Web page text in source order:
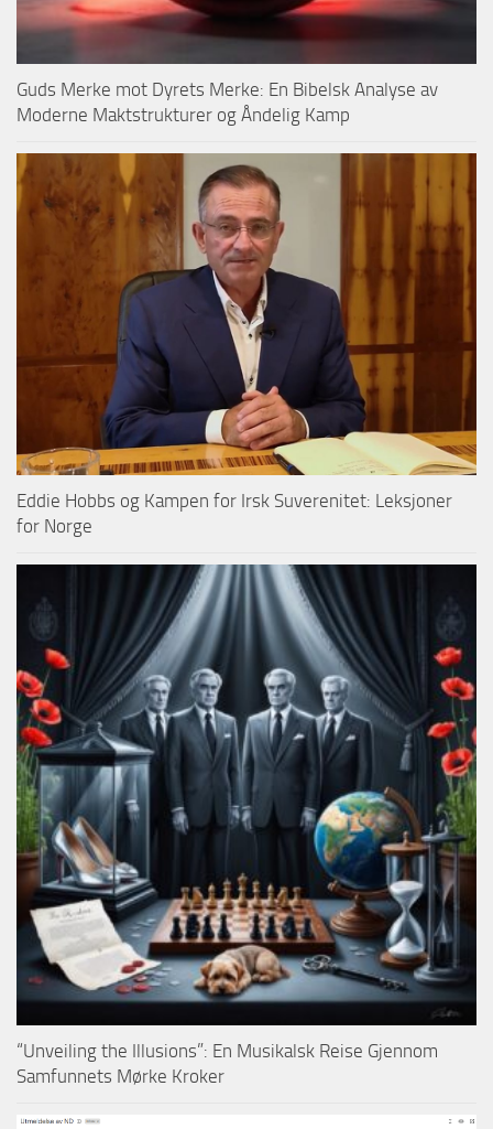
Guds Merke mot Dyrets Merke: En Bibelsk Analyse av
Moderne Maktstrukturer og Åndelig Kamp
Eddie Hobbs og Kampen for Irsk Suverenitet: Leksjoner
for Norge
“Unveiling the Illusions”: En Musikalsk Reise Gjennom
Samfunnets Mørke Kroker